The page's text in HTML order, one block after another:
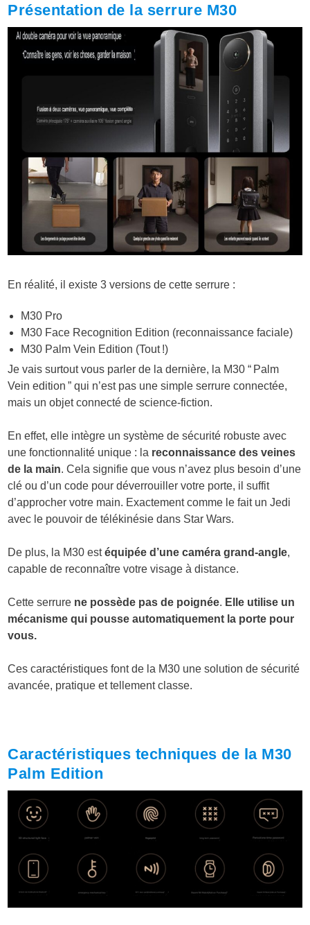
Présentation de la serrure M30
En réalité, il existe 3 versions de cette serrure :
M30 Pro
M30 Face Recognition Edition (reconnaissance faciale)
M30 Palm Vein Edition (Tout !)
Je vais surtout vous parler de la dernière, la M30 “ Palm
Vein edition ” qui n’est pas une simple serrure connectée,
mais un objet connecté de science-fiction.
En effet, elle intègre un système de sécurité robuste avec
une fonctionnalité unique : la reconnaissance des veines
de la main. Cela signifie que vous n’avez plus besoin d’une
clé ou d’un code pour déverrouiller votre porte, il suffit
d’approcher votre main. Exactement comme le fait un Jedi
avec le pouvoir de télékinésie dans Star Wars.
De plus, la M30 estéquipée d’une caméra grand-angle,
capable de reconnaître votre visage à distance.
Cette serrure ne possède pas de poignée. Elle utilise un
mécanisme qui pousse automatiquement la porte pour
vous.
Ces caractéristiques font de la M30 une solution de sécurité
avancée, pratique et tellement classe.
Caractéristiques techniques de la M30
Palm Edition